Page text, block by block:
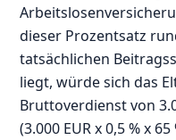
dieser Prozentsatz
tatsächlichen
liegt, würde sich das
Bruttoverdienst von
(3.000 EUR x 0,5 % x